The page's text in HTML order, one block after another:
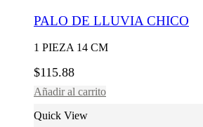
PALO DE LLUVIA CHICO
1 PIEZA 14 CM
$115.88
Añadir al carrito
Quick View